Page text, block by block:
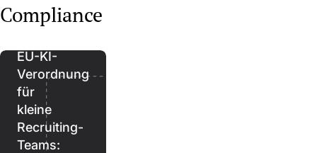
Regional, Healthcare,
Executive. Was jede
kombinieren.
Compliance
EU-KI-
Verordnung
für
kleine
Recruiting-
Teams: